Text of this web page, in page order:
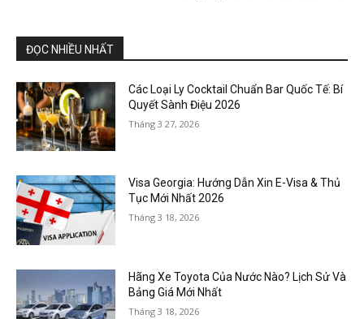
ĐỌC NHIỀU NHẤT
Các Loại Ly Cocktail Chuẩn Bar Quốc Tế: Bí
Quyết Sành Điệu 2026
Tháng 3 27, 2026
Visa Georgia: Hướng Dẫn Xin E-Visa & Thủ
Tục Mới Nhất 2026
Tháng 3 18, 2026
Hãng Xe Toyota Của Nước Nào? Lịch Sử Và
Bảng Giá Mới Nhất
Tháng 3 18, 2026